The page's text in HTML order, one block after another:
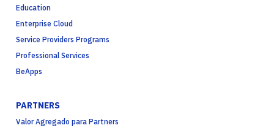
Education
Enterprise Cloud
Service Providers Programs
Professional Services
BeApps
PARTNERS
Valor Agregado para Partners